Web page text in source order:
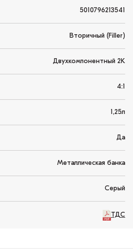
5010796213541
Вторичный (Filler)
Двухкомпонентный 2K
4:1
1,25л
Да
Металлическая банка
Серый
ТДС